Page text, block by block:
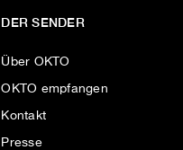
DER SENDER
Über OKTO
OKTO empfangen
Kontakt
Presse